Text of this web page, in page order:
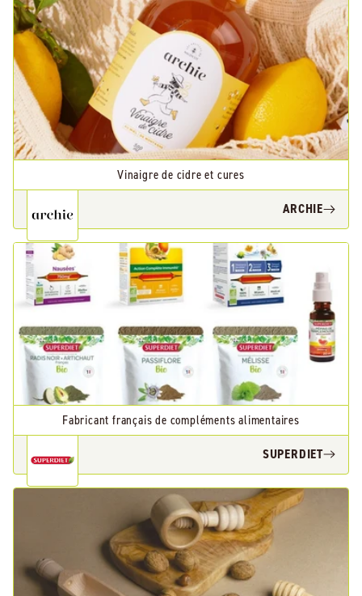
Vinaigre de cidre et cures
ARCHIE
Fabricant français de compléments alimentaires
SUPERDIET